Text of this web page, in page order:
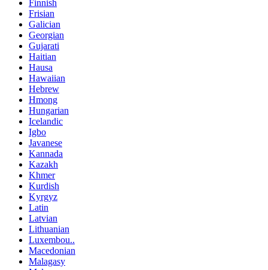
Finnish
Frisian
Galician
Georgian
Gujarati
Haitian
Hausa
Hawaiian
Hebrew
Hmong
Hungarian
Icelandic
Igbo
Javanese
Kannada
Kazakh
Khmer
Kurdish
Kyrgyz
Latin
Latvian
Lithuanian
Luxembou..
Macedonian
Malagasy